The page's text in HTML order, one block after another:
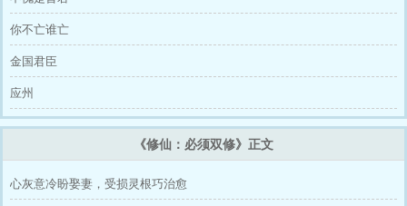
你不亡谁亡
金国君臣
应州
《修仙：必须双修》正文
心灰意冷盼娶妻，受损灵根巧治愈